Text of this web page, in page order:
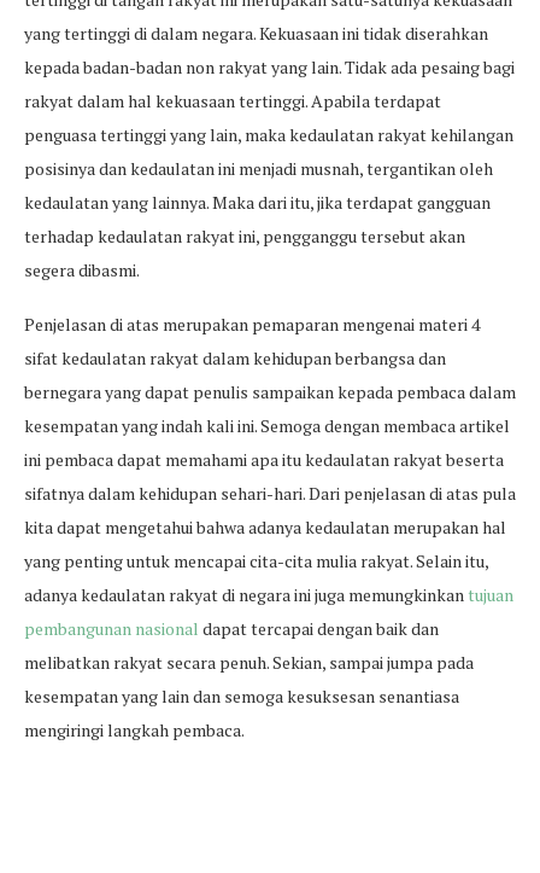
yang tertinggi di dalam negara. Kekuasaan ini tidak diserahkan
kepada badan-badan non rakyat yang lain. Tidak ada pesaing bagi
rakyat dalam hal kekuasaan tertinggi. Apabila terdapat
penguasa tertinggi yang lain, maka kedaulatan rakyat kehilangan
posisinya dan kedaulatan ini menjadi musnah, tergantikan oleh
kedaulatan yang lainnya. Maka dari itu, jika terdapat gangguan
terhadap kedaulatan rakyat ini, pengganggu tersebut akan
segera dibasmi.
Penjelasan di atas merupakan pemaparan mengenai materi 4
sifat kedaulatan rakyat dalam kehidupan berbangsa dan
bernegara yang dapat penulis sampaikan kepada pembaca dalam
kesempatan yang indah kali ini. Semoga dengan membaca artikel
ini pembaca dapat memahami apa itu kedaulatan rakyat beserta
sifatnya dalam kehidupan sehari-hari. Dari penjelasan di atas pula
kita dapat mengetahui bahwa adanya kedaulatan merupakan hal
yang penting untuk mencapai cita-cita mulia rakyat. Selain itu,
adanya kedaulatan rakyat di negara ini juga memungkinkantujuan
pembangunan nasional dapat tercapai dengan baik dan
melibatkan rakyat secara penuh. Sekian, sampai jumpa pada
kesempatan yang lain dan semoga kesuksesan senantiasa
mengiringi langkah pembaca.